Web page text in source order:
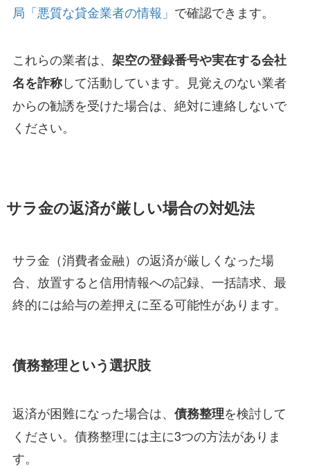
局「悪質な貸金業者の情報」 で確認できます。
これらの業者は、 架空の登録番号や実在する会社
名を詐称して活動しています。見覚えのない業者
からの勧誘を受けた場合は、絶対に連絡しないで
ください。
サラ金の返済が厳しい場合の対処法
サラ金（消費者金融）の返済が厳しくなった場
合、放置すると信用情報への記録、一括請求、最
終的には給与の差押えに至る可能性があります。
債務整理という選択肢
返済が困難になった場合は、 債務整理を検討して
ください。債務整理には主に3つの方法がありま
す。